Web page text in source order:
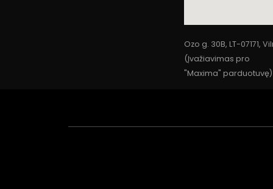
Ozo g. 30B, LT-07171,
(Įvažiavimas pro
"Maxima" parduotuvę)